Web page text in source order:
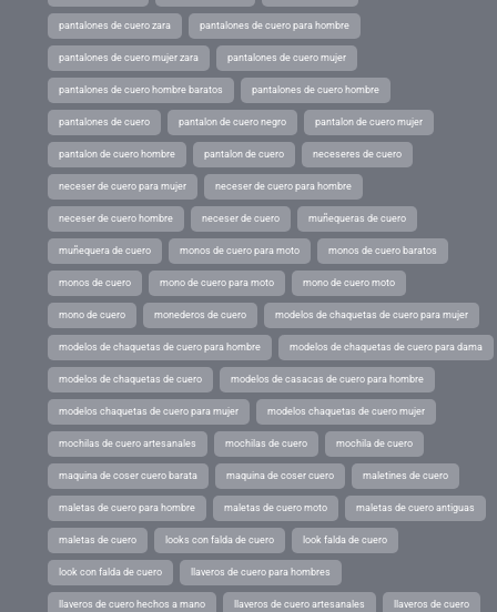
pantalones de cuero zara pantalones de cuero para hombre
pantalones de cuero mujer zara pantalones de cuero mujer
pantalones de cuero hombre baratos pantalones de cuero hombre
pantalones de cuero pantalon de cuero negro pantalon de cuero mujer
pantalon de cuero hombre pantalon de cuero neceseres de cuero
neceser de cuero para mujer neceser de cuero para hombre
neceser de cuero hombre neceser de cuero muñequeras de cuero
muñequera de cuero monos de cuero para moto monos de cuero baratos
monos de cuero mono de cuero para moto mono de cuero moto
mono de cuero monederos de cuero modelos de chaquetas de cuero para mujer
modelos de chaquetas de cuero para hombre modelos de chaquetas de cuero para dama
modelos de chaquetas de cuero modelos de casacas de cuero para hombre
modelos chaquetas de cuero para mujer modelos chaquetas de cuero mujer
mochilas de cuero artesanales mochilas de cuero mochila de cuero
maquina de coser cuero barata maquina de coser cuero maletines de cuero
maletas de cuero para hombre maletas de cuero moto maletas de cuero antiguas
maletas de cuero looks con falda de cuero look falda de cuero
look con falda de cuero llaveros de cuero para hombres
llaveros de cuero hechos a mano llaveros de cuero artesanales llaveros de cuero